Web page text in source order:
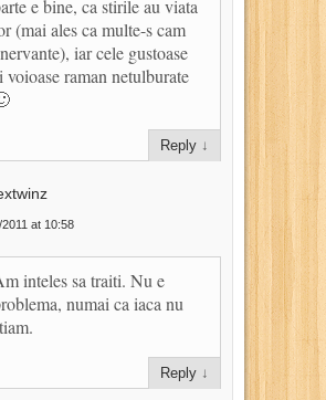
e bine, ca stirile au viata
(mai ales ca multe-s cam
iar cele gustoase
voioase raman netulburate
Reply ↓
at 10:58
inteles sa traiti. Nu e
numai ca iaca nu
Reply ↓